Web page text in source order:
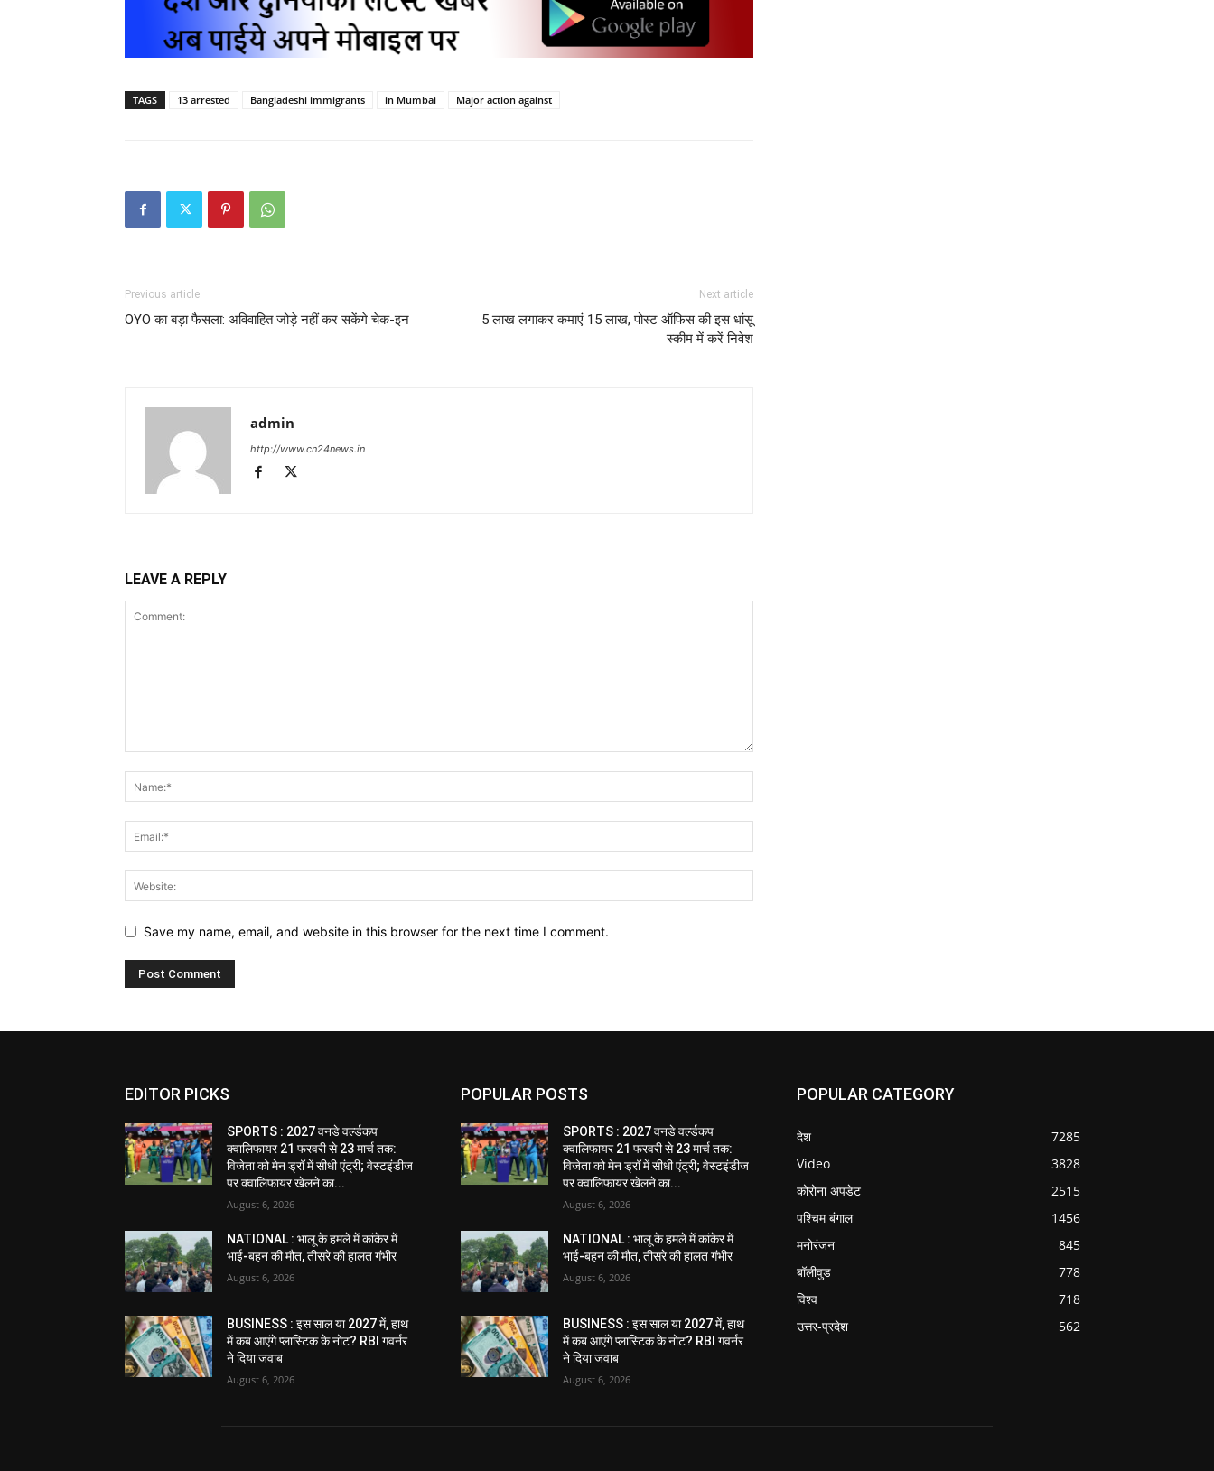
TAGS 13 arrested Bangladeshi immigrants in Mumbai Major action against
Previous article
OYO का बड़ा फैसला: अविवाहित जोड़े नहीं कर सकेंगे चेक-इन
Next article
5 लाख लगाकर कमाएं 15 लाख, पोस्ट ऑफिस की इस धांसू
स्कीम में करें निवेश
admin
http://www.cn24news.in
LEAVE A REPLY
Save my name, email, and website in this browser for the next time I comment.
EDITOR PICKS
SPORTS : 2027 वनडे वर्ल्डकप
क्वालिफायर 21 फरवरी से 23 मार्च तक:
विजेता को मेन ड्रॉ में सीधी एंट्री; वेस्टइंडीज
पर क्वालिफायर खेलने का...
August 6, 2026
NATIONAL : भालू के हमले में कांकेर में
भाई-बहन की मौत, तीसरे की हालत गंभीर
August 6, 2026
BUSINESS : इस साल या 2027 में, हाथ
में कब आएंगे प्लास्टिक के नोट? RBI गवर्नर
ने दिया जवाब
August 6, 2026
POPULAR POSTS
SPORTS : 2027 वनडे वर्ल्डकप
क्वालिफायर 21 फरवरी से 23 मार्च तक:
विजेता को मेन ड्रॉ में सीधी एंट्री; वेस्टइंडीज
पर क्वालिफायर खेलने का...
August 6, 2026
NATIONAL : भालू के हमले में कांकेर में
भाई-बहन की मौत, तीसरे की हालत गंभीर
August 6, 2026
BUSINESS : इस साल या 2027 में, हाथ
में कब आएंगे प्लास्टिक के नोट? RBI गवर्नर
ने दिया जवाब
August 6, 2026
POPULAR CATEGORY
देश
7285
Video
3828
कोरोना अपडेट
2515
पश्चिम बंगाल
1456
मनोरंजन
845
बॉलीवुड
778
विश्व
718
उत्तर-प्रदेश
562